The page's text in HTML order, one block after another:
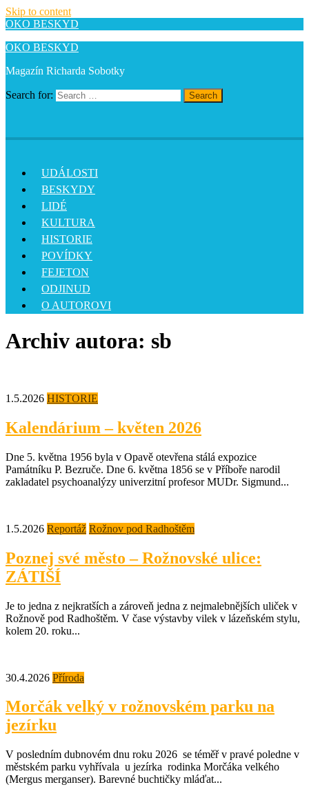
Skip to content
OKO BESKYD
OKO BESKYD
Magazín Richarda Sobotky
Search for: Search
UDÁLOSTI
BESKYDY
LIDÉ
KULTURA
HISTORIE
POVÍDKY
FEJETON
ODJINUD
O AUTOROVI
Archiv autora: sb
1.5.2026 HISTORIE
Kalendárium – květen 2026
Dne 5. května 1956 byla v Opavě otevřena stálá expozice
Památníku P. Bezruče. Dne 6. května 1856 se v Příboře narodil
zakladatel psychoanalýzy univerzitní profesor MUDr. Sigmund...
1.5.2026 Reportáž Rožnov pod Radhoštěm
Poznej své město – Rožnovské ulice:
ZÁTIŠÍ
Je to jedna z nejkratších a zároveň jedna z nejmalebnějších uliček v
Rožnově pod Radhoštěm. V čase výstavby vilek v lázeňském stylu,
kolem 20. roku...
30.4.2026 Příroda
Morčák velký v rožnovském parku na
jezírku
V posledním dubnovém dnu roku 2026 se téměř v pravé poledne v
městském parku vyhřívala u jezírka rodinka Morčáka velkého
(Mergus merganser). Barevné buchtičky mláďat...